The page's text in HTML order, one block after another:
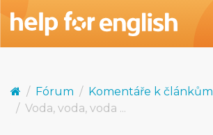
Fórum
Komentáře k článkům
Voda, voda, voda ...